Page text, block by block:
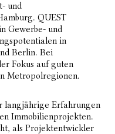
und
QUEST
Gewerbe- und
in
Berlin. Bei
Fokus auf guten
Metropolregionen.
langjährige Erfahrungen
Immobilienprojekten.
als Projektentwickler